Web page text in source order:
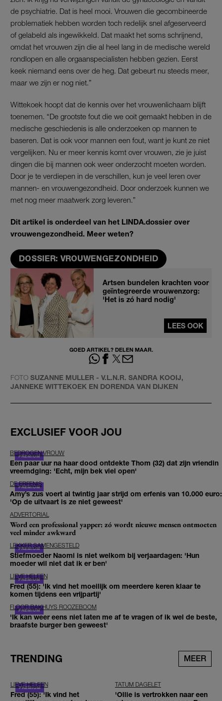
de psychiatrie. Dat is heel mooi. Vrouwen die gecombineerde
problematiek hebben worden toch redelijk snel afgeserveerd
of gelabeld als ingewikkeld. Dat maakt het soms schrijnend,
omdat het vrouwen zijn die al heel lang in de medische wereld
rondlopen en alle orgaanspecialisten hebben gezien. Eerst
keek niemand eens over de heg. Dat gebeurt nu steeds meer,
maar we zijn er nog niet.”
Wittekoek hoopt dat de kennis over het vrouwenlichaam blijft
toenemen. “De grootste fout die we ooit gemaakt hebben in de
medische geschiedenis is alle onderzoeken op mannen te
baseren. Dat is ook voor mannen een fout, want je kunt ze niet
vergelijken. Nu er meer kennis komt over vrouwen, zie je juist
dingen die bij mannen ook weer onderzocht moeten worden.
Door je te verdiepen in de verschillen, kun je veel leren over
mannen- en vrouwengezondheid. Door onderzoek kunnen we
met nog meer maatwerk zorg leveren.”
Dit artikel is onderdeel van het LINDA.dossier over
vrouwengezondheid. Meer weten?
DOSSIER: VROUWENGEZONDHEID
Artsen bundelen krachten voor
geïntegreerde vrouwenzorg:
'Het is zó hard nodig'
LEES OOK
GOED ARTIKEL? DELEN MAAR.
FOTO SUZANNE MULLER - V.L.N.R. SANDRA KOOIJ,
JANNEKE WITTEKOEK EN DORENDA VAN DIJKEN
EXCLUSIEF VOOR JOU
BEDROGEN VROUW
Een paar uur na haar dood ontdekte Thom (32) dat zijn vriendin
vreemdging: 'Echt, mijn bek viel open'
DE ERFENIS
Amy’s zus voert al twintig jaar strijd om erfenis van 10.000 euro:
'Op de uitvaart is ze niet geweest'
ADVERTORIAL
Word een professional yapper: zó wordt nieuwe mensen ontmoeten
veel minder awkward
LEKKER SAMENGESTELD
Stiefmoeder Naomi is niet welkom bij verjaardagen: 'Hun
moeder wil niet dat ik er ben'
LIEVE HELEEN
Fred (55): 'Ik vind het moeilijk om meerdere keren klaar te
komen tijdens een vrijpartij'
FLOOR BAKHUYS ROOZEBOOM
'Ik kan weer eens niet laten me af te vragen of ik wel de beste,
braafste burger ben geweest'
TRENDING MEER
LIEVE HELEEN
Fred (55): 'Ik vind het
TATUM DAGELET
'Ollie is vertrokken naar een